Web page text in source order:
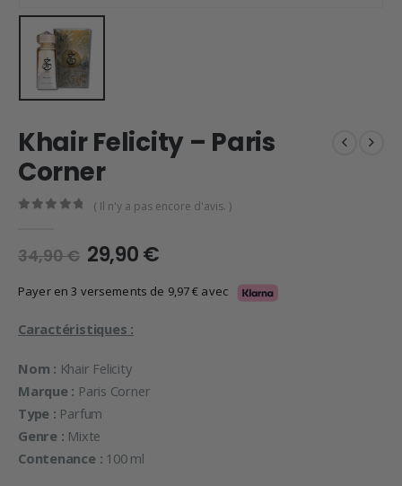
Khair Felicity – Paris
Corner
( Il n'y a pas encore d'avis. )
34,90€ Le
prix
initial
34,90 €.
29,90€Le
actuel
Payer en 3 versements de 9,97€ avec
Caractéristiques :
Nom : Khair Felicity
Marque : Paris Corner
Type : Parfum
Genre : Mixte
Contenance : 100 ml